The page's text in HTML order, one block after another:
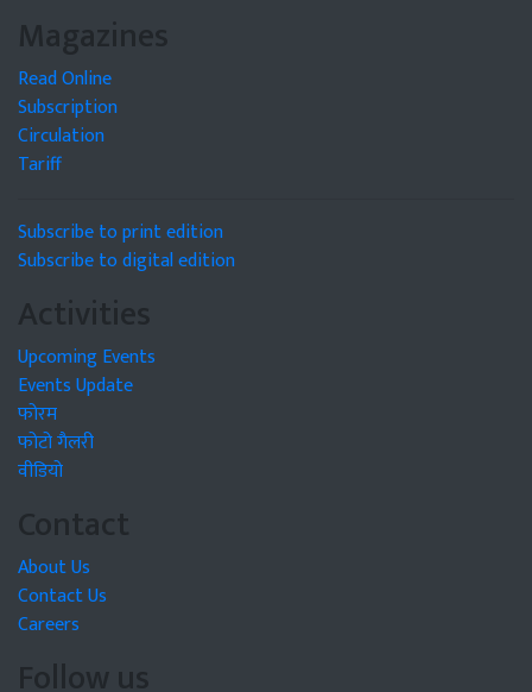
Magazines
Read Online
Subscription
Circulation
Tariff
Subscribe to print edition
Subscribe to digital edition
Activities
Upcoming Events
Events Update
फोरम
फोटो गैलरी
वीडियो
Contact
About Us
Contact Us
Careers
Follow us